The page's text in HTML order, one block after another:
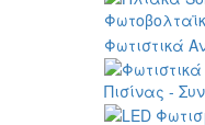
Φωτιστικά
Πισίνας -